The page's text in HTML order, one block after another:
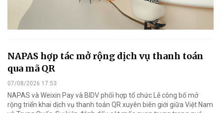
NAPAS hợp tác mở rộng dịch vụ thanh toán
qua mã QR
07/08/2026 17:53
NAPAS và Weixin Pay và BIDV phối hợp tổ chức Lễ công bố mở
rộng triển khai dịch vụ thanh toán QR xuyên biên giới giữa Việt Nam